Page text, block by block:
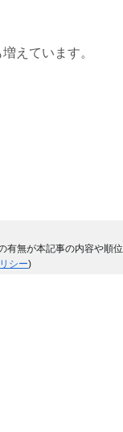
増えています。
有無が本記事の内容や順位
シー)